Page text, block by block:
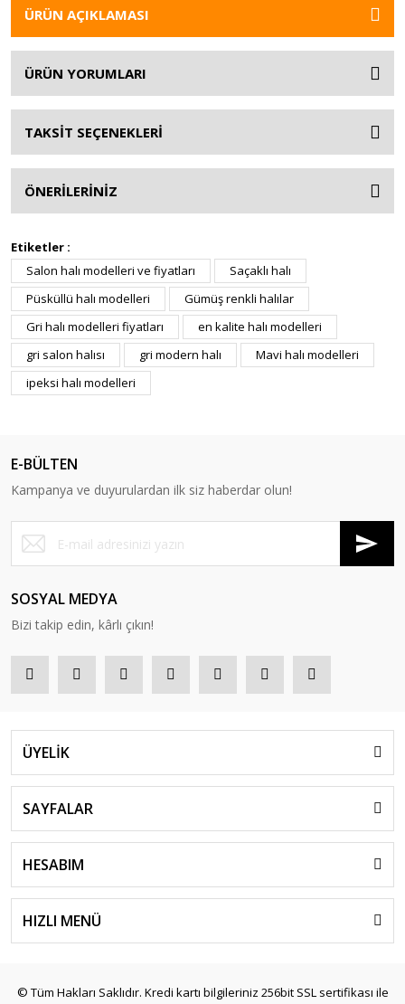
ÜRÜN AÇIKLAMASI
ÜRÜN YORUMLARI
TAKSİT SEÇENEKLERİ
ÖNERİLERİNİZ
Etiketler :
Salon halı modelleri ve fiyatları
Saçaklı halı
Püsküllü halı modelleri
Gümüş renkli halılar
Gri halı modelleri fiyatları
en kalite halı modelleri
gri salon halısı
gri modern halı
Mavi halı modelleri
ipeksi halı modelleri
E-BÜLTEN
Kampanya ve duyurulardan ilk siz haberdar olun!
SOSYAL MEDYA
Bizi takip edin, kârlı çıkın!
ÜYELİK
SAYFALAR
HESABIM
HIZLI MENÜ
© Tüm Hakları Saklıdır. Kredi kartı bilgileriniz 256bit SSL sertifikası ile